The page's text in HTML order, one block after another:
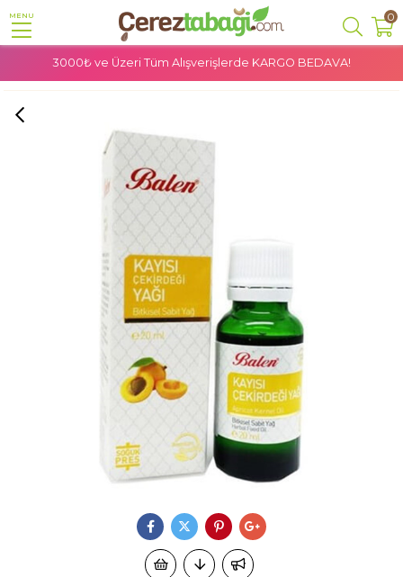
MENU 0
3000₺ ve Üzeri Tüm Alışverişlerde KARGO BEDAVA!
Bitkisel Yağlar